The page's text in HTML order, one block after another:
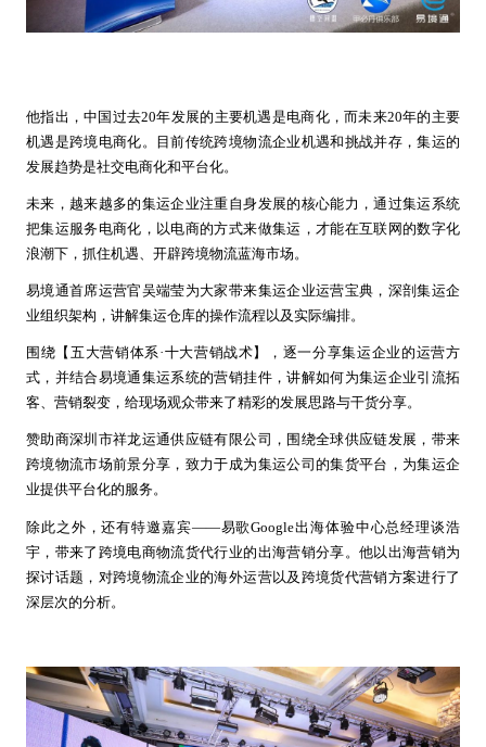
他指出，中国过去20年发展的主要机遇是电商化，而未来20年的主要
机遇是跨境电商化。目前传统跨境物流企业机遇和挑战并存，集运的
发展趋势是社交电商化和平台化。
未来，越来越多的集运企业注重自身发展的核心能力，通过集运系统
把集运服务电商化，以电商的方式来做集运，才能在互联网的数字化
浪潮下，抓住机遇、开辟跨境物流蓝海市场。
易境通首席运营官吴端莹为大家带来集运企业运营宝典，深剖集运企
业组织架构，讲解集运仓库的操作流程以及实际编排。
围绕【五大营销体系·十大营销战术】，逐一分享集运企业的运营方
式，并结合易境通集运系统的营销挂件，讲解如何为集运企业引流拓
客、营销裂变，给现场观众带来了精彩的发展思路与干货分享。
赞助商深圳市祥龙运通供应链有限公司，围绕全球供应链发展，带来
跨境物流市场前景分享，致力于成为集运公司的集货平台，为集运企
业提供平台化的服务。
除此之外，还有特邀嘉宾——易歌Google出海体验中心总经理谈浩
宇，带来了跨境电商物流货代行业的出海营销分享。他以出海营销为
探讨话题，对跨境物流企业的海外运营以及跨境货代营销方案进行了
深层次的分析。